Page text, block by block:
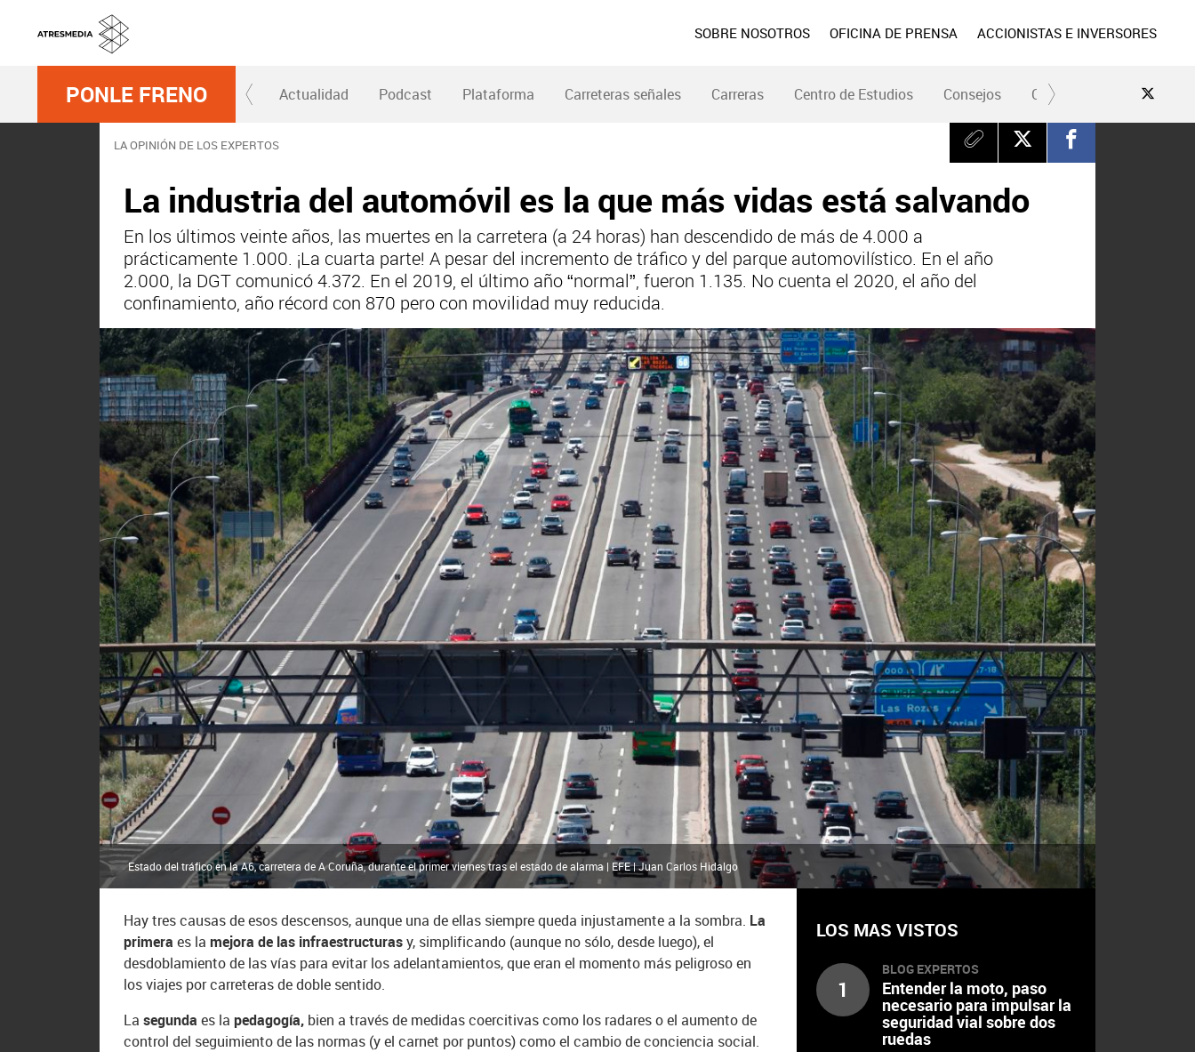
SOBRE NOSOTROS OFICINA DE PRENSA ACCIONISTAS E INVERSORES
PONLE FRENO Actualidad Podcast Plataforma Carreteras señales Carreras Centro de Estudios Consejos Conduce Seguro
LA OPINIÓN DE LOS EXPERTOS
La industria del automóvil es la que más vidas está salvando
En los últimos veinte años, las muertes en la carretera (a 24 horas) han descendido de más de 4.000 a
prácticamente 1.000. ¡La cuarta parte! A pesar del incremento de tráfico y del parque automovilístico. En el año
2.000, la DGT comunicó 4.372. En el 2019, el último año “normal”, fueron 1.135. No cuenta el 2020, el año del
confinamiento, año récord con 870 pero con movilidad muy reducida.
Estado del tráfico en la A6, carretera de A Coruña, durante el primer viernes tras el estado de alarma | EFE | Juan Carlos Hidalgo
Hay tres causas de esos descensos, aunque una de ellas siempre queda injustamente a la sombra. La
primera es lamejora de las infraestructurasy, simplificando (aunque no sólo, desde luego), el
desdoblamiento de las vías para evitar los adelantamientos, que eran el momento más peligroso en
los viajes por carreteras de doble sentido.
Lasegunda es lapedagogía, bien a través de medidas coercitivas como los radares o el aumento de
control del seguimiento de las normas (y el carnet por puntos) como el cambio de conciencia social.
LOS MAS VISTOS
1
BLOG EXPERTOS
Entender la moto, paso
necesario para impulsar la
seguridad vial sobre dos
ruedas